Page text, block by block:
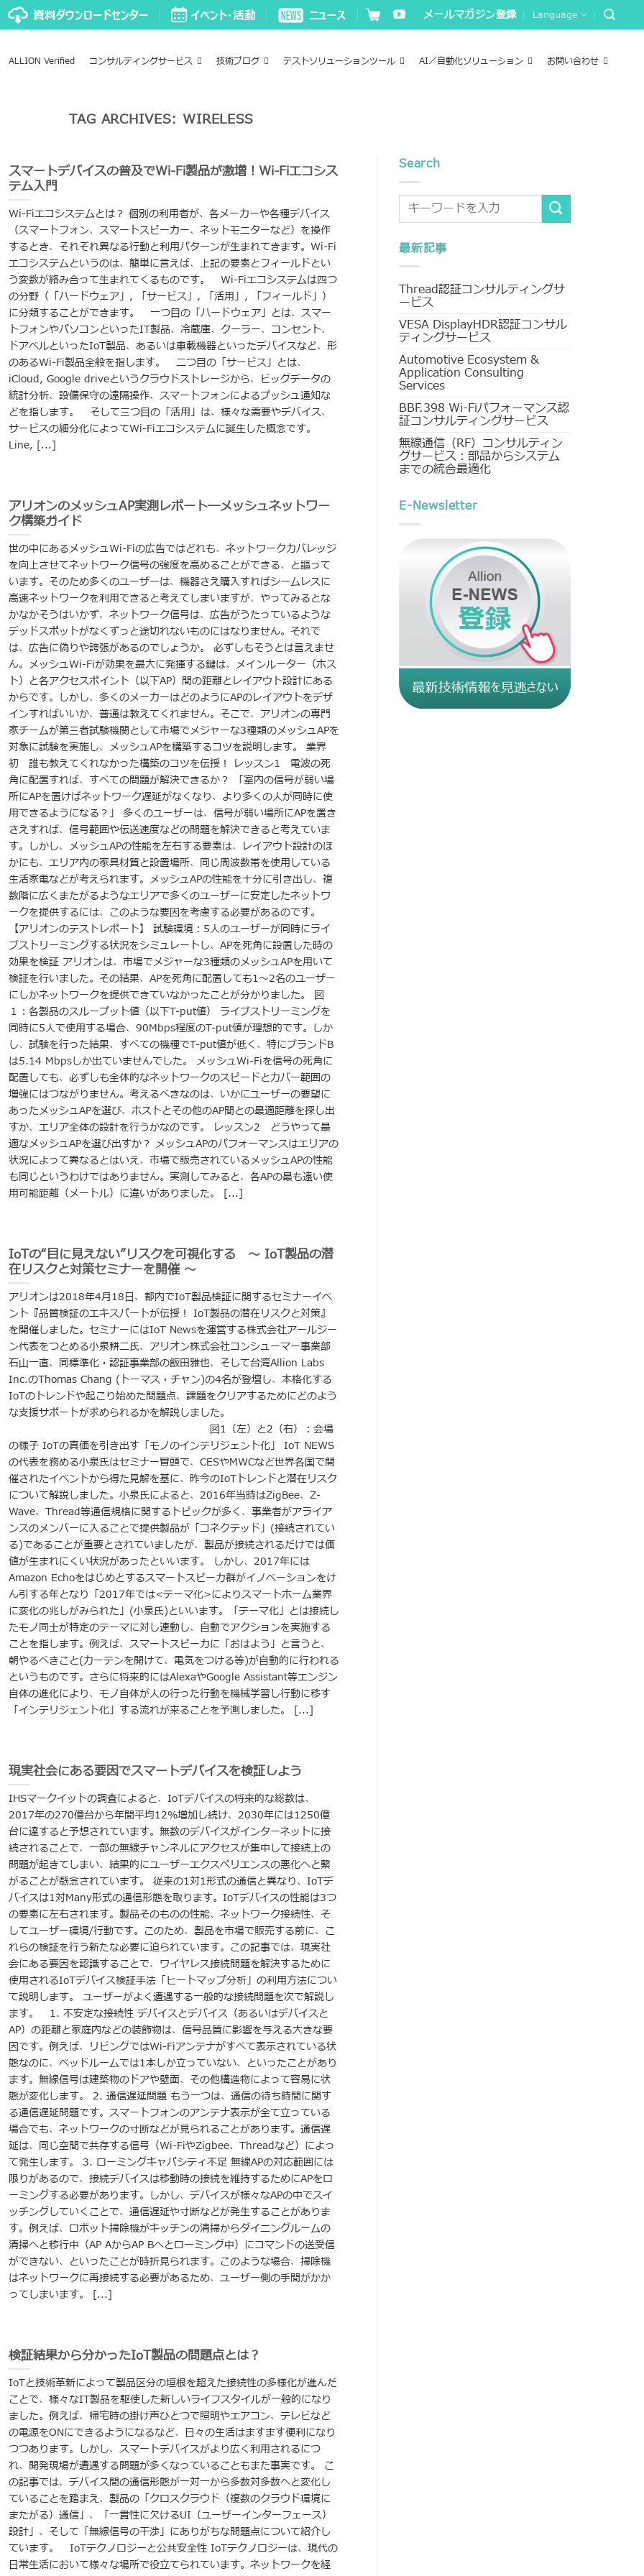
メールマガジン登録 Language
ALLION Verified コンサルティングサービス 技術ブログ テストソリューションツール AI／自動化ソリューション お問い合わせ
TAG ARCHIVES: WIRELESS
スマートデバイスの普及でWi-Fi製品が激増！Wi-Fiエコシス
テム入門
Wi-Fiエコシステムとは？ 個別の利用者が、各メーカーや各種デバイス
（スマートフォン、スマートスピーカー、ネットモニターなど）を操作
するとき、それぞれ異なる行動と利用パターンが生まれてきます。Wi-Fi
エコシステムというのは、簡単に言えば、上記の要素とフィールドとい
う変数が絡み合って生まれてくるものです。 Wi-Fiエコシステムは四つ
の分野（「ハードウェア」, 「サービス」, 「活用」, 「フィールド」）
に分類することができます。 一つ目の「ハードウェア」とは、スマー
トフォンやパソコンといったIT製品、冷蔵庫、クーラー、コンセント、
ドアベルといったIoT製品、あるいは車載機器といったデバイスなど、形
のあるWi-Fi製品全般を指します。 二つ目の「サービス」とは、
iCloud, Google driveというクラウドストレージから、ビッグデータの
統計分析、設備保守の遠隔操作、スマートフォンによるプッシュ通知な
どを指します。 そして三つ目の「活用」は、様々な需要やデバイス、
サービスの細分化によってWi-Fiエコシステムに誕生した概念です。
Line, [...]
アリオンのメッシュAP実測レポート―メッシュネットワー
ク構築ガイド
世の中にあるメッシュWi-Fiの広告ではどれも、ネットワークカバレッジ
を向上させてネットワーク信号の強度を高めることができる、と謳って
います。そのため多くのユーザーは、機器さえ購入すればシームレスに
高速ネットワークを利用できると考えてしまいますが、やってみるとな
かなかそうはいかず、ネットワーク信号は、広告がうたっているような
デッドスポットがなくずっと途切れないものにはなりません。それで
は、広告に偽りや誇張があるのでしょうか。 必ずしもそうとは言えませ
ん。メッシュWi-Fiが効果を最大に発揮する鍵は、メインルーター（ホス
ト）と各アクセスポイント（以下AP）間の距離とレイアウト設計にある
からです。しかし、多くのメーカーはどのようにAPのレイアウトをデザ
インすればいいか、普通は教えてくれません。そこで、アリオンの専門
家チームが第三者試験機関として市場でメジャーな3種類のメッシュAPを
対象に試験を実施し、メッシュAPを構築するコツを説明します。 業界
初 誰も教えてくれなかった構築のコツを伝授！ レッスン1 電波の死
角に配置すれば、すべての問題が解決できるか？ 「室内の信号が弱い場
所にAPを置けばネットワーク遅延がなくなり、より多くの人が同時に使
用できるようになる？」 多くのユーザーは、信号が弱い場所にAPを置き
さえすれば、信号範囲や伝送速度などの問題を解決できると考えていま
す。しかし、メッシュAPの性能を左右する要素は、レイアウト設計のほ
かにも、エリア内の家具材質と設置場所、同じ周波数帯を使用している
生活家電などが考えられます。メッシュAPの性能を十分に引き出し、複
数階に広くまたがるようなエリアで多くのユーザーに安定したネットワ
ークを提供するには、このような要因を考慮する必要があるのです。
【アリオンのテストレポート】 試験環境：5人のユーザーが同時にライ
ブストリーミングする状況をシミュレートし、APを死角に設置した時の
効果を検証 アリオンは、市場でメジャーな3種類のメッシュAPを用いて
検証を行いました。その結果、APを死角に配置しても1～2名のユーザー
にしかネットワークを提供できていなかったことが分かりました。 図
１：各製品のスループット値（以下T-put値） ライブストリーミングを
同時に5人で使用する場合、90Mbps程度のT-put値が理想的です。しか
し、試験を行った結果、すべての機種でT-put値が低く、特にブランドB
は5.14 Mbpsしか出ていませんでした。 メッシュWi-Fiを信号の死角に
配置しても、必ずしも全体的なネットワークのスピードとカバー範囲の
増強にはつながりません。考えるべきなのは、いかにユーザーの要望に
あったメッシュAPを選び、ホストとその他のAP間との最適距離を探し出
すか、エリア全体の設計を行うかなのです。 レッスン2 どうやって最
適なメッシュAPを選び出すか？ メッシュAPのパフォーマンスはエリアの
状況によって異なるとはいえ、市場で販売されているメッシュAPの性能
も同じというわけではありません。実測してみると、各APの最も遠い使
用可能距離（メートル）に違いがありました。 [...]
IoTの“目に見えない”リスクを可視化する ～ IoT製品の潜
在リスクと対策セミナーを開催 ～
アリオンは2018年4月18日、都内でIoT製品検証に関するセミナーイベ
ント『品質検証のエキスパートが伝授！ IoT製品の潜在リスクと対策』
を開催しました。セミナーにはIoT Newsを運営する株式会社アールジー
ン代表をつとめる小泉耕二氏、アリオン株式会社コンシューマー事業部
石山一直、同標準化・認証事業部の飯田雅也、そして台湾Allion Labs
Inc.のThomas Chang (トーマス・チャン)の4名が登壇し、本格化する
IoTのトレンドや起こり始めた問題点、課題をクリアするためにどのよう
な支援サポートが求められるかを解説しました。
図1（左）と2（右）：会場
の様子 IoTの真価を引き出す「モノのインテリジェント化」 IoT NEWS
の代表を務める小泉氏はセミナー冒頭で、CESやMWCなど世界各国で開
催されたイベントから得た見解を基に、昨今のIoTトレンドと潜在リスク
について解説しました。小泉氏によると、2016年当時はZigBee、Z-
Wave、Thread等通信規格に関するトピックが多く、事業者がアライア
ンスのメンバーに入ることで提供製品が「コネクテッド」(接続されてい
る)であることが重要とされていましたが、製品が接続されるだけでは価
値が生まれにくい状況があったといいます。 しかし、2017年には
Amazon Echoをはじめとするスマートスピーカ群がイノベーションをけ
ん引する年となり「2017年では<テーマ化>によりスマートホーム業界
に変化の兆しがみられた」(小泉氏)といいます。「テーマ化」とは接続し
たモノ同士が特定のテーマに対し連動し、自動でアクションを実施する
ことを指します。例えば、スマートスピーカに「おはよう」と言うと、
朝やるべきこと(カーテンを開けて、電気をつける等)が自動的に行われる
というものです。さらに将来的にはAlexaやGoogle Assistant等エンジン
自体の進化により、モノ自体が人の行った行動を機械学習し行動に移す
「インテリジェント化」する流れが来ることを予測しました。 [...]
現実社会にある要因でスマートデバイスを検証しよう
IHSマークイットの調査によると、IoTデバイスの将来的な総数は、
2017年の270億台から年間平均12%増加し続け、2030年には1250億
台に達すると予想されています。無数のデバイスがインターネットに接
続されることで、一部の無線チャンネルにアクセスが集中して接続上の
問題が起きてしまい、結果的にユーザーエクスペリエンスの悪化へと繋
がることが懸念されています。 従来の1対1形式の通信と異なり、IoTデ
バイスは1対Many形式の通信形態を取ります。IoTデバイスの性能は3つ
の要素に左右されます。製品そのものの性能、ネットワーク接続性、そ
してユーザー環境/行動です。このため、製品を市場で販売する前に、こ
れらの検証を行う新たな必要に迫られています。この記事では、現実社
会にある要因を認識することで、ワイヤレス接続問題を解決するために
使用されるIoTデバイス検証手法「ヒートマップ分析」の利用方法につい
て説明します。 ユーザーがよく遭遇する一般的な接続問題を次で解説し
ます。 1. 不安定な接続性 デバイスとデバイス（あるいはデバイスと
AP）の距離と家庭内などの装飾物は、信号品質に影響を与える大きな要
因です。例えば、リビングではWi-Fiアンテナがすべて表示されている状
態なのに、ベッドルームでは1本しか立っていない、といったことがあり
ます。無線信号は建築物のドアや壁面、その他構造物によって容易に状
態が変化します。 2. 通信遅延問題 もう一つは、通信の待ち時間に関す
る通信遅延問題です。スマートフォンのアンテナ表示が全て立っている
場合でも、ネットワークの寸断などが見られることがあります。通信遅
延は、同じ空間で共存する信号（Wi-FiやZigbee、Threadなど）によっ
て発生します。 3. ローミングキャパシティ不足 無線APの対応範囲には
限りがあるので、接続デバイスは移動時の接続を維持するためにAPをロ
ーミングする必要があります。しかし、デバイスが様々なAPの中でスイ
ッチングしていくことで、通信遅延や寸断などが発生することがありま
す。例えば、ロボット掃除機がキッチンの清掃からダイニングルームの
清掃へと移行中（AP AからAP Bへとローミング中）にコマンドの送受信
ができない、といったことが時折見られます。このような場合、掃除機
はネットワークに再接続する必要があるため、ユーザー側の手間がかか
ってしまいます。 [...]
検証結果から分かったIoT製品の問題点とは？
IoTと技術革新によって製品区分の垣根を超えた接続性の多様化が進んだ
ことで、様々なIT製品を駆使した新しいライフスタイルが一般的になり
ました。例えば、帰宅時の掛け声ひとつで照明やエアコン、テレビなど
の電源をONにできるようになるなど、日々の生活はますます便利になり
つつあります。しかし、スマートデバイスがより広く利用されるにつ
れ、開発現場が遭遇する問題が多くなっていることもまた事実です。 こ
の記事では、デバイス間の通信形態が一対一から多数対多数へと変化し
ていることを踏まえ、製品の「クロスクラウド（複数のクラウド環境に
またがる）通信」、「一貫性に欠けるUI（ユーザーインターフェース）
設計」、そして「無線信号の干渉」にありがちな問題点について紹介し
ています。 IoTテクノロジーと公共安全性 IoTテクノロジーは、現代の
日常生活において様々な場所で役立てられています。ネットワークを経
Search
最新記事
Thread認証コンサルティングサ
ービス
VESA DisplayHDR認証コンサル
ティングサービス
Automotive Ecosystem &
Application Consulting
Services
BBF.398 Wi-Fiパフォーマンス認
証コンサルティングサービス
無線通信（RF）コンサルティン
グサービス：部品からシステム
までの統合最適化
E-Newsletter